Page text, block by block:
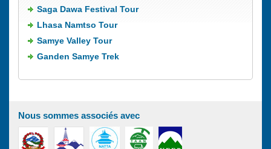
Saga Dawa Festival Tour
Lhasa Namtso Tour
Samye Valley Tour
Ganden Samye Trek
Nous sommes associés avec